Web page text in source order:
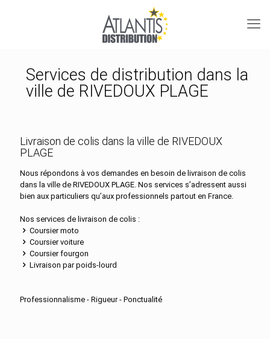
Services de distribution dans la
ville de RIVEDOUX PLAGE
Livraison de colis dans la ville de RIVEDOUX
PLAGE
Nous répondons à vos demandes en besoin de livraison de colis
dans la ville de RIVEDOUX PLAGE. Nos services s’adressent aussi
bien aux particuliers qu’aux professionnels partout en France.
Nos services de livraison de colis :
Coursier moto
Coursier voiture
Coursier fourgon
Livraison par poids-lourd
Professionnalisme - Rigueur - Ponctualité